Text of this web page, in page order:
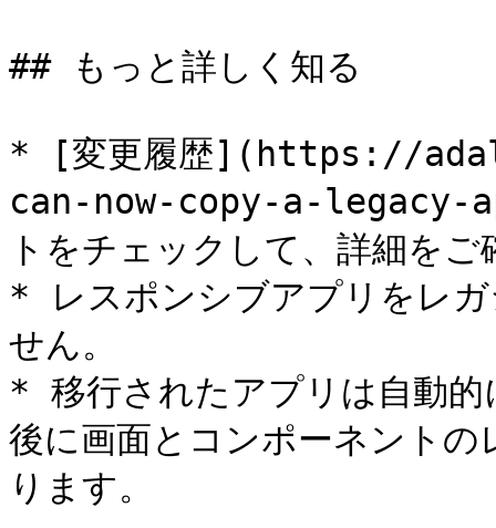
## もっと詳しく知る
* [変更履歴](https://
can-now-copy-a-legacy-
トをチェックして、詳細を
* レスポンシブアプリをレ
せん。
* 移行されたアプリは自動的
後に画面とコンポーネント
ります。